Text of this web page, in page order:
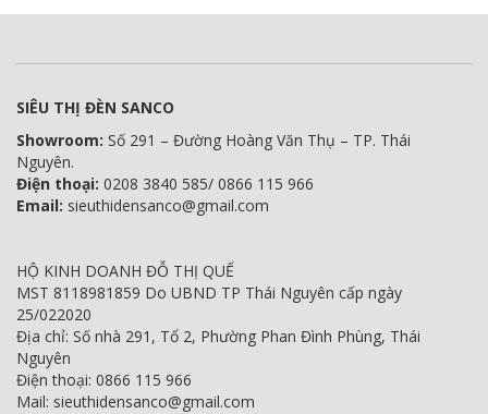
SIÊU THỊ ĐÈN SANCO
Showroom: Số 291 – Đường Hoàng Văn Thụ – TP. Thái
Nguyên.
Điện thoại: 0208 3840 585/ 0866 115 966
Email: sieuthidensanco@gmail.com
HỘ KINH DOANH ĐỖ THỊ QUẾ
MST 8118981859 Do UBND TP Thái Nguyên cấp ngày
25/022020
Địa chỉ: Số nhà 291, Tổ 2, Phường Phan Đình Phùng, Thái
Nguyên
Điện thoại: 0866 115 966
Mail: sieuthidensanco@gmail.com